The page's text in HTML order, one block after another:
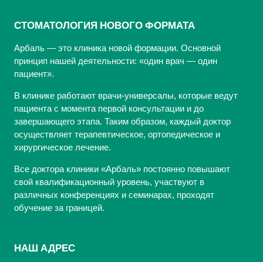
СТОМАТОЛОГИЯ НОВОГО ФОРМАТА
Арбаль — это клиника новой формации. Основной
принцип нашей деятельности: «один врач — один
пациент».
В клинике работают врачи-универсалы, которые ведут
пациента с момента первой консультации и до
завершающего этапа. Таким образом, каждый доктор
осуществляет терапевтическое, ортопедическое и
хирургическое лечение.
Все доктора клиники «Арбаль» постоянно повышают
свой квалификационный уровень, участвуют в
различных конференциях и семинарах, проходят
обучение за границей.
НАШ АДРЕС